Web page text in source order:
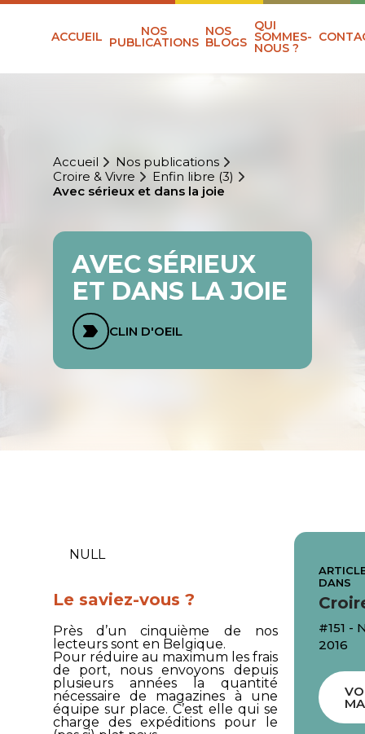
ACCUEIL NOS
PUBLICATIONS
NOS
BLOGS
QUI
SOMMES-
NOUS ?
Accueil
Nos publications
Croire & Vivre
Enfin libre (3)
Avec sérieux et dans la joie
AVEC SÉRIEUX
ET DANS LA JOIE
CLIN D'OEIL
NULL
Le saviez-vous ?
Près d’un cinquième de nos
lecteurs sont en Belgique.
Pour réduire au maximum les frais
de port, nous envoyons depuis
plusieurs années la quantité
nécessaire de magazines à une
équipe sur place. C’est elle qui se
charge des expéditions pour le
DANS
#151 -
2016